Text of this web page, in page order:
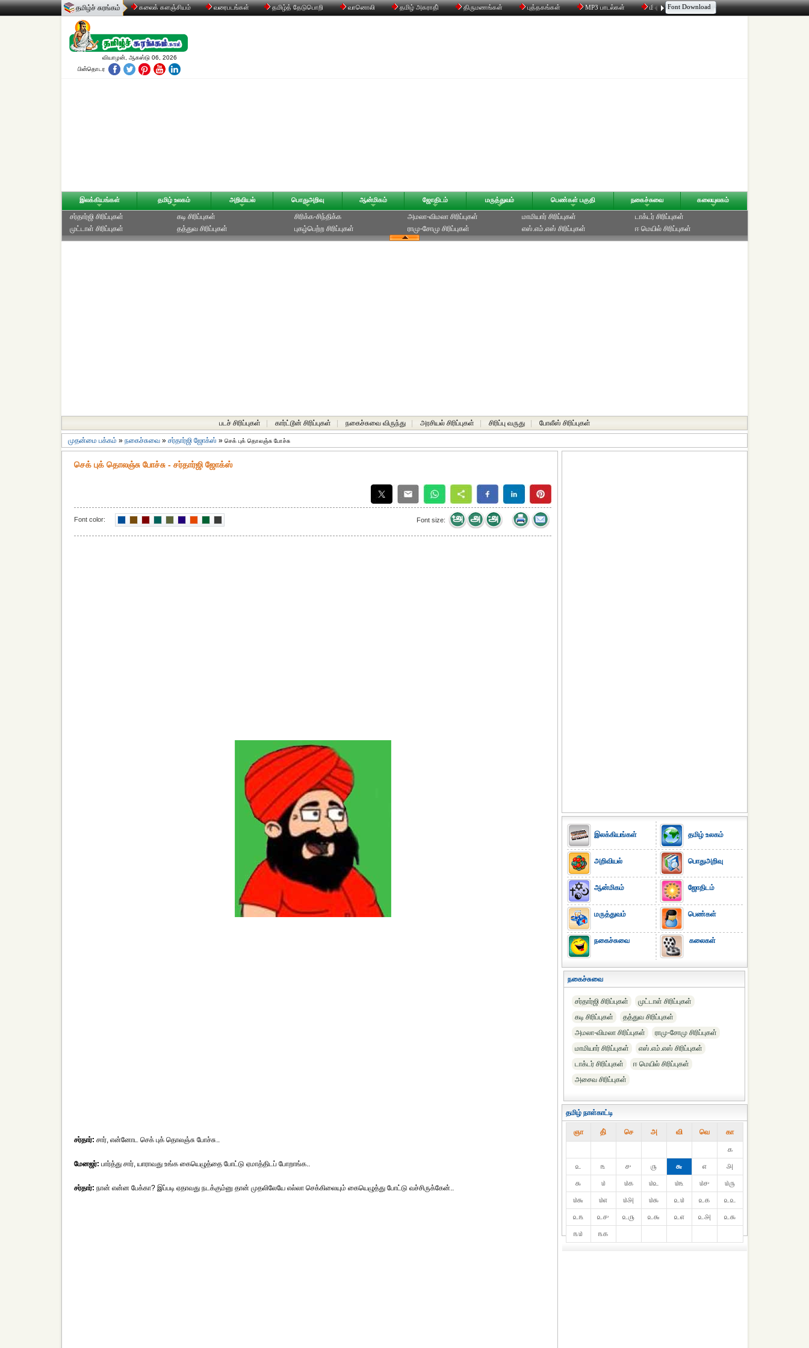
தமிழ்ச் சுரங்கம் கலைக் களஞ்சியம் வரைபடங்கள் தமிழ்த் தேடுபொறி வானொலி தமிழ் அகராதி் திருமணங்கள் புத்தகங்கள் MP3 பாடல்கள் மின்னஞ்சல் திரட்டி உரையாடல்
Font Download
வியாழன், ஆகஸ்டு 06, 2026
பின்தொடர
இலக்கியங்கள் தமிழ் உலகம் அறிவியல் பொதுஅறிவு ஆன்மிகம் ஜோதிடம் மருத்துவம் பெண்கள் பகுதி நகைச்சுவை கலையுலகம்
சர்தார்ஜி சிரிப்புகள்
முட்டாள் சிரிப்புகள்
கடி சிரிப்புகள்
தத்துவ சிரிப்புகள்
சிரிக்க-சிந்திக்க
புகழ்பெற்ற சிரிப்புகள்
அமலா-விமலா சிரிப்புகள்
ராமு-சோமு சிரிப்புகள்
மாமியார் சிரிப்புகள்
எஸ்.எம்.எஸ் சிரிப்புகள்
டாக்டர் சிரிப்புகள்
ஈ மெயில் சிரிப்புகள்
படச் சிரிப்புகள் கார்ட்டூன் சிரிப்புகள் நகைச்சுவை விருந்து அரசியல் சிரிப்புகள் சிரிப்பு வருது போலீஸ் சிரிப்புகள்
முதன்மை பக்கம் » நகைச்சுவை » சர்தார்ஜி ஜோக்ஸ் » செக் புக் தொலஞ்சு போச்சு
செக் புக் தொலஞ்சு போச்சு - சர்தார்ஜி ஜோக்ஸ்
Font color: Font size:
சர்தார்: சார், என்னோட செக் புக் தொலஞ்சு போச்சு..
மேனஜர்: பார்த்து சார், யாராவது உங்க கையெழுத்தை போட்டு ஏமாத்திடப் போறாங்க..
சர்தார்: நான் என்ன பேக்கா? இப்படி ஏதாவது நடக்கும்னு தான் முதலிலேயே எல்லா செக்கிலையும் கையெழுத்து போட்டு வச்சிருக்கேன்..
இலக்கியங்கள்
அறிவியல்
ஆன்மிகம்
மருத்துவம்
நகைச்சுவை
தமிழ் உலகம்
பொதுஅறிவு
ஜோதிடம்
பெண்கள்
கலைகள்
நகைச்சுவை
சர்தார்ஜி சிரிப்புகள்
முட்டாள் சிரிப்புகள்
கடி சிரிப்புகள்
தத்துவ சிரிப்புகள்
அமலா-விமலா சிரிப்புகள்
ராமு-சோமு சிரிப்புகள்
மாமியார் சிரிப்புகள்
எஸ்.எம்.எஸ் சிரிப்புகள்
டாக்டர் சிரிப்புகள்
ஈ மெயில் சிரிப்புகள்
அசைவ சிரிப்புகள்
தமிழ் நாள்காட்டி
ஞா தி் செ அ வி வெ கா
௧
௨
௩ ௪ ௫ ௬ ௭
௮
௯
௰ ௰௧ ௰௨ ௰௩ ௰௪
௰௫
௰௬
௰௭ ௰௮ ௰௯ ௨௰ ௨௧
௨௨
௨௩
௨௪ ௨௫ ௨௬ ௨௭ ௨௮
௨௯
௩௰
௩௧